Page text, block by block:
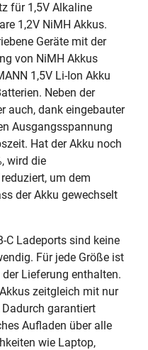
für 1,5V Alkaline
1,2V NiMH Akkus.
Geräte mit der
von NiMH Akkus
1,5V Li-Ion Akku
Neben der
auch, dank eingebauter
Ausgangsspannung
Hat der Akku noch
wird die
um dem
der Akku gewechselt
C Ladeports sind keine
Für jede Größe ist
Lieferung enthalten.
zeitgleich mit nur
garantiert
Aufladen über alle
wie Laptop,